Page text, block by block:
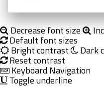
Decrease font size
Default font sizes
Bright contrast Dark
Reset contrast
Keyboard Navigation
Toggle underline